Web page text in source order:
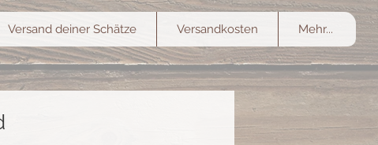
Versand deiner Schätze Versandkosten Mehr...